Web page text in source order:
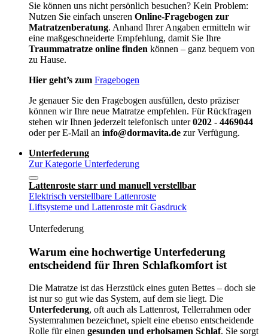
Sie können uns nicht persönlich besuchen? Kein Problem:
Nutzen Sie einfach unseren Online-Fragebogen zur
Matratzenberatung. Anhand Ihrer Angaben ermitteln wir
eine maßgeschneiderte Empfehlung, damit Sie Ihre
Traummatratze online finden können – ganz bequem von
zu Hause.
Hier geht’s zum Fragebogen
Je genauer Sie den Fragebogen ausfüllen, desto präziser
können wir Ihre neue Matratze empfehlen. Für Rückfragen
stehen wir Ihnen jederzeit telefonisch unter0202 - 4469044
oder per E-Mail an info@dormavita.de zur Verfügung.
Unterfederung
Zur Kategorie Unterfederung
Lattenroste starr und manuell verstellbar
Elektrisch verstellbare Lattenroste
Liftsysteme und Lattenroste mit Gasdruck
Unterfederung
Warum eine hochwertige Unterfederung
entscheidend für Ihren Schlafkomfort ist
Die Matratze ist das Herzstück eines guten Bettes – doch sie
ist nur so gut wie das System, auf dem sie liegt. Die
Unterfederung, oft auch als Lattenrost, Tellerrahmen oder
Systemrahmen bezeichnet, spielt eine ebenso entscheidende
Rolle für einen gesunden und erholsamen Schlaf. Sie sorgt